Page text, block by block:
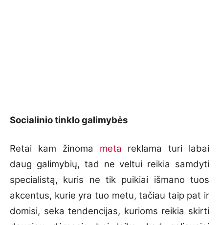
Socialinio tinklo galimybės
Retai kam žinoma meta reklama turi labai
daug galimybių, tad ne veltui reikia samdyti
specialistą, kuris ne tik puikiai išmano tuos
akcentus, kurie yra tuo metu, tačiau taip pat ir
domisi, seka tendencijas, kurioms reikia skirti